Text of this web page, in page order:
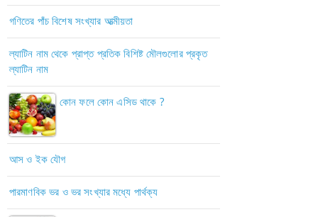
গণিতের পাঁচ বিশেষ সংখ্যার আত্মীয়তা
ল্যাটিন নাম থেকে প্রাপ্ত প্রতিক বিশিষ্ট মৌলগুলোর প্রকৃত
ল্যাটিন নাম
কোন ফলে কোন এসিড থাকে ?
আস ও ইক যৌগ
পারমাণবিক ভর ও ভর সংখ্যার মধ্যে পার্থক্য